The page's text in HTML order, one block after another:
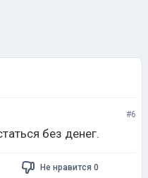
#6
без денег.
Не нравится 0